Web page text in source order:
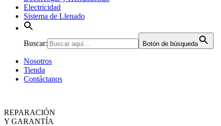
Electricidad
Sistema de Llenado
Buscar: Botón de búsqueda
Nosotros
Tienda
Contáctanos
REPARACIÓN
Y GARANTÍA